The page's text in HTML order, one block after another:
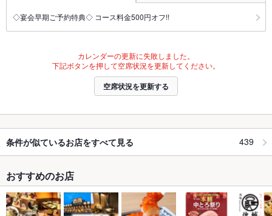
◇宴会早期ご予約特典◇ コース料金500円オフ!!
カレンダーの更新に失敗しました。
下記ボタンを押して空席状況を更新してください。
空席状況を更新する
条件が似ているお店をすべて見る 439
おすすめのお店